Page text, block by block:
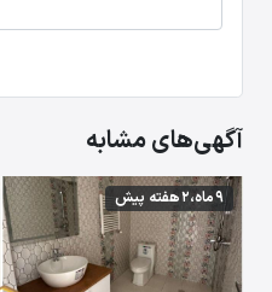
آگهی‌های مشابه
9 ماه،2 هفته پیش